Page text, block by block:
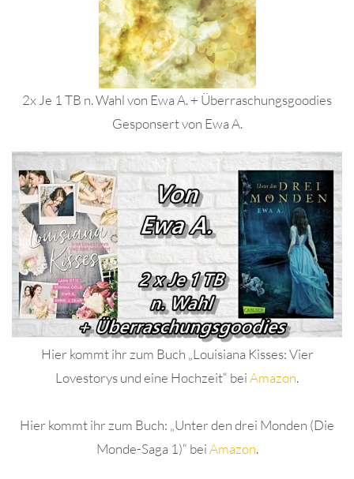
2x Je 1 TB n. Wahl von Ewa A. + Überraschungsgoodies
Gesponsert von Ewa A.
Hier kommt ihr zum Buch „Louisiana Kisses: Vier
Lovestorys und eine Hochzeit“ beiAmazon.
Hier kommt ihr zum Buch: „Unter den drei Monden (Die
Monde-Saga 1)“ beiAmazon.